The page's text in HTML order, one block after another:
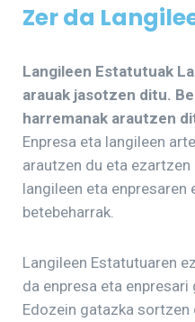
Zer da
Langileen Estatutuak
arauak jasotzen ditu.
harremanak arautzen
Enpresa eta langileen
arautzen du eta
langileen eta enpresaren
betebeharrak.
Langileen Estatutuaren
da enpresa eta enpresari
Edozein gatazka sortzen